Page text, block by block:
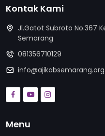
Kontak Kami
Jl.Gatot Subroto No.367
Semarang
081356710129
info@ajikabsemarang.org
Menu